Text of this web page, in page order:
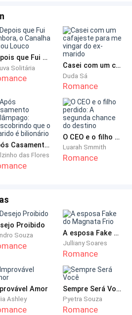
talvez eu não quisesse ter um
jovem... Ok, nem tanto. Mas
pessoa um dia, não sei
se ele também não tivesse
um bebê?
era zero. Mas talvez no
eu saberia? Por hora, pouco
ou não. Eu estava
de vida? – me ouvi
enquanto ele se
as lágrimas que caíam
mim? – perguntei aturdida.
Novaes. Mas realmente achei
Achei que tinha me feito
Depois que Fui Embora, o Canalha Ficou Louco
Solitária Casei com um cafajeste para me vingar do ex-marido
Duda Sá
Romance
Após Casamento Relâmpago: Descobrindo que o marido é bilionário
das Flores
O CEO e o filho perdido: A segunda chance do destino
Luarah Smmith
Romance
Proibido
Souza A esposa Fake do Magnata Frio
Julliany Soares
Romance
Amor
Ashley
Sempre Será Você
Pyetra Souza
Romance